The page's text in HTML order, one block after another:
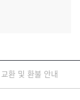
교환 및 환불 안내